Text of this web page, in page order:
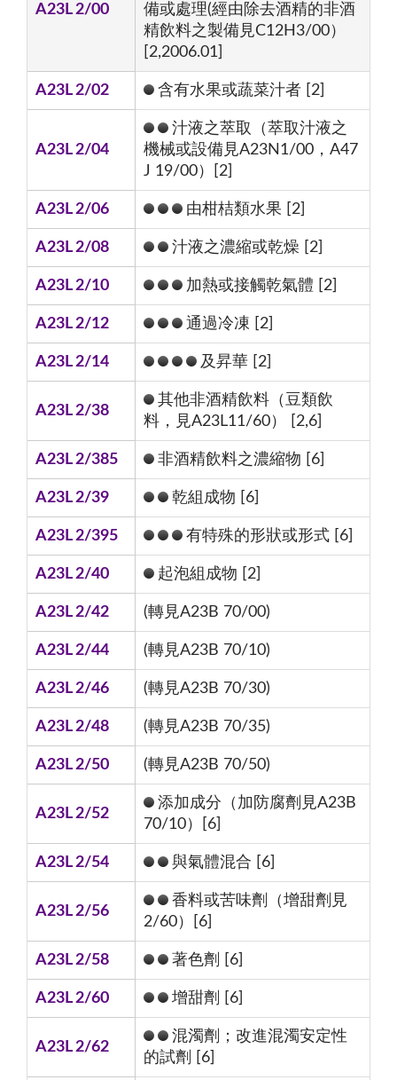
A23L 2/00
備或處理(經由除去酒精的非酒
精飲料之製備見C12H3/00）
[2,2006.01]
A23L 2/02 含有水果或蔬菜汁者 [2]
A23L 2/04
汁液之萃取（萃取汁液之
機械或設備見A23N1/00，A47
J 19/00）[2]
A23L 2/06 由柑桔類水果 [2]
A23L 2/08 汁液之濃縮或乾燥 [2]
A23L 2/10 加熱或接觸乾氣體 [2]
A23L 2/12 通過冷凍 [2]
A23L 2/14 及昇華 [2]
A23L 2/38
其他非酒精飲料（豆類飲
料，見A23L11/60） [2,6]
A23L 2/385 非酒精飲料之濃縮物 [6]
A23L 2/39 乾組成物 [6]
A23L 2/395 有特殊的形狀或形式 [6]
A23L 2/40 起泡組成物 [2]
A23L 2/42 (轉見A23B 70/00)
A23L 2/44 (轉見A23B 70/10)
A23L 2/46 (轉見A23B 70/30)
A23L 2/48 (轉見A23B 70/35)
A23L 2/50 (轉見A23B 70/50)
A23L 2/52
添加成分（加防腐劑見A23B
70/10）[6]
A23L 2/54 與氣體混合 [6]
A23L 2/56
香料或苦味劑（增甜劑見
2/60）[6]
A23L 2/58 著色劑 [6]
A23L 2/60 增甜劑 [6]
A23L 2/62
混濁劑；改進混濁安定性
的試劑 [6]